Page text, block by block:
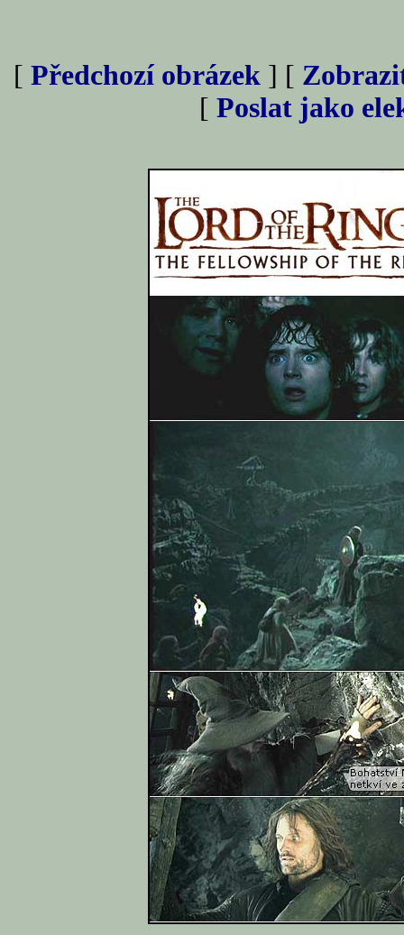
[ Předchozí obrázek ] [
[ Poslat jako